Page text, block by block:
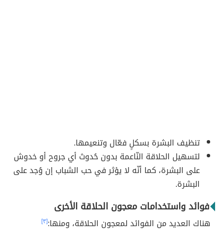
تنظيف البشرة بسكلٍ فعّال وتنعيمها.
لتسهيل الحلاقة النّاعمة بدون حُدوث أي جروح أو خدوش
على البشرة، كما أنّه لا يؤثر في حب الشباب إن وُجد على
البشرة.
فوائد واستخدامات معجون الحلاقة الأخرى
هناك العديد من الفوائد لمعجون الحلاقة، ومنها:[٣]